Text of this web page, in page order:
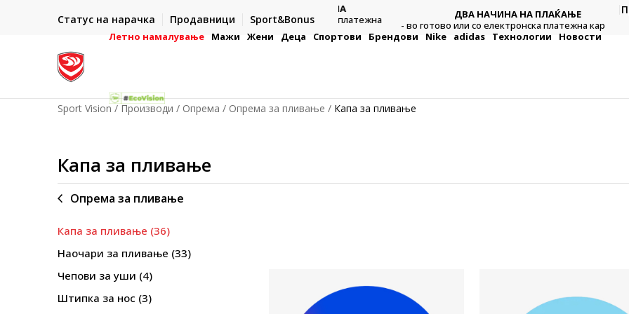
Статус на нарачка Продавници Sport&Bonus
- на сите нарачки во готово или со електронска платежна
ДВА НАЧИНА НА ПЛАЌАЊЕ
- во готово или со електронска платежна картичка.
Летно намалување Мажи Жени Деца Спортови Брендови Nike adidas Технологии Новости
Sport Vision Производи Опрема Опрема за пливање Капа за пливање
Капа за пливање
Опрема за пливање
Капа за пливање (36)
Наочари за пливање (33)
Чепови за уши (4)
Штипка за нос (3)